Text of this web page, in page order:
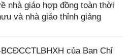
nhà giáo hợp đồng toàn thời
và nhà giáo thỉnh giảng
của Ban Chỉ